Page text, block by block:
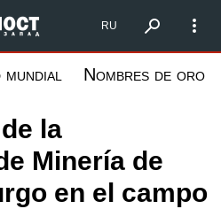
Северо-Запад
RU
Nombres de oro
la
Minería de
en el campo